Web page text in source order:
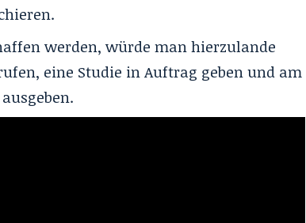
werden, würde man hierzulande
eine Studie in Auftrag geben und am